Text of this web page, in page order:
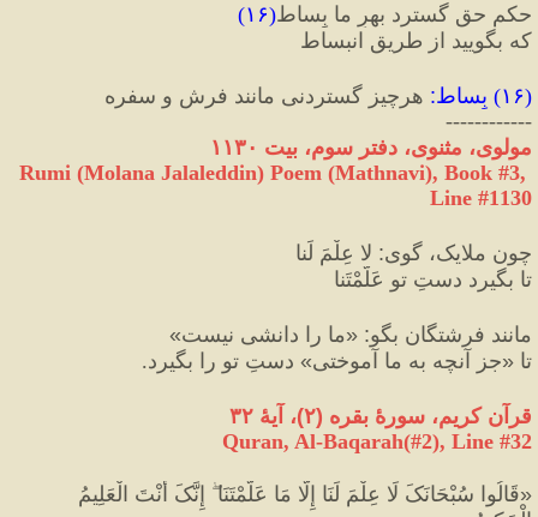
حکمِ حق گسترد بهرِ ما بِساط(۱۶)
که بگویید از طریقِ انبساط
(۱۶) بِساط: هرچیز گستردنی مانند فرش و سفره
------------
مولوی، مثنوی، دفتر سوم، بیت ۱۱۳۰
Rumi (Molana Jalaleddin) Poem (Mathnavi), Book #3,
Line #1130
چون ملایک، گوی: لا عِلْمَ لَنا
تا بگیرد دستِ تو عَلَّمْتَنا
مانند فرشتگان بگو:
«ما را دانشی نیست»
تا «جز آنچه به ما آموختی» دستِ تو را بگیرد.
قرآن کریم، سورهٔ بقره (۲)، آیهٔ ۳۲
Quran, Al-Baqarah(#2), Line #32
«